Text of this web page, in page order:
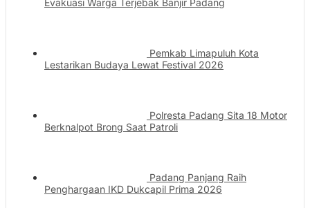
Pemkab Limapuluh Kota
Lestarikan Budaya Lewat Festival 2026
Polresta Padang Sita 18 Motor
Berknalpot Brong Saat Patroli
Padang Panjang Raih
Penghargaan IKD Dukcapil Prima 2026